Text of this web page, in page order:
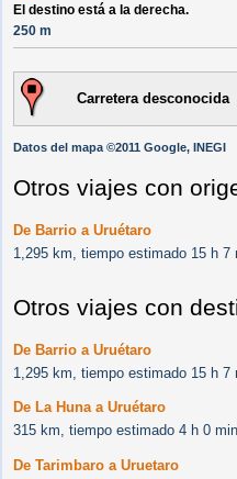
El destino está a la derecha.
250 m
Carretera desconocida
Datos del mapa ©2011 Google, INEGI
Otros viajes con
De Barrio a Uruétaro
1,295 km, tiempo estimado 15 h 7
Otros viajes con
De Barrio a Uruétaro
1,295 km, tiempo estimado 15 h 7
De La Huna a Uruétaro
315 km, tiempo estimado 4 h 0 min
De Tarimbaro a Uruetaro